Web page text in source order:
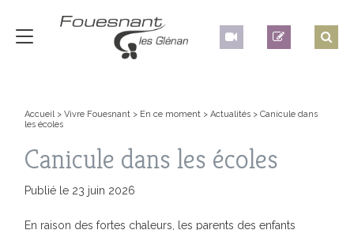
Accueil>Vivre Fouesnant > En ce moment >Actualités >Canicule dans
les écoles
Canicule dans les écoles
Publié le 23 juin 2026
En raison des fortes chaleurs, les parents des enfants